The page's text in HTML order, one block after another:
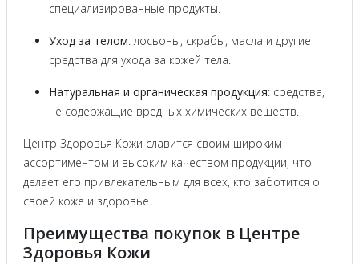
специализированные продукты.
Уход за телом: лосьоны, скрабы, масла и другие
средства для ухода за кожей тела.
Натуральная и органическая продукция: средства,
не содержащие вредных химических веществ.
Центр Здоровья Кожи славится своим широким
ассортиментом и высоким качеством продукции, что
делает его привлекательным для всех, кто заботится о
своей коже и здоровье.
Преимущества покупок в Центре
Здоровья Кожи